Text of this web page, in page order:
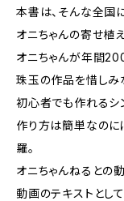
本書は、そんな全国
オニちゃんの寄せ植
オニちゃんが年間
珠玉の作品を惜しみ
初心者でも作れるシ
作り方は簡単なのに
羅。
オニちゃんねるとの
動画のテキストとし